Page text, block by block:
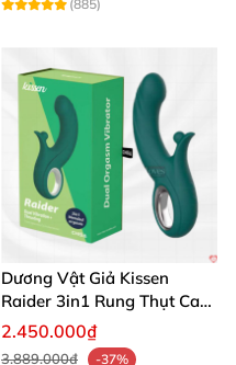
(885)
Dương Vật Giả Kissen
Raider 3in1 Rung Thụt Cao
Cấp Chất Lượng
2.450.000₫
3.889.000₫
-37%